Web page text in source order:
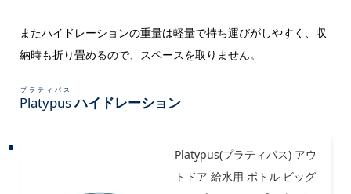
またハイドレーションの重量は軽量で持ち運びがしやすく、収
納時も折り畳めるので、スペースを取りません。
Platypus
プラティパス
ハイドレーション
Platypus(プラティパス) アウ
トドア 給水用 ボトル ビッグ